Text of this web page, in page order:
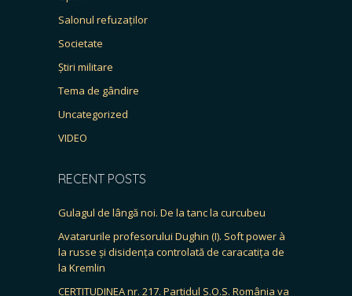
Salonul refuzaților
Societate
Știri militare
Tema de gândire
Uncategorized
VIDEO
RECENT POSTS
Gulagul de lângă noi. De la tanc la curcubeu
Avatarurile profesorului Dughin (I). Soft power à
la russe și disidența controlată de caracatița de
la Kremlin
CERTITUDINEA nr. 217. Partidul S.O.S. România va